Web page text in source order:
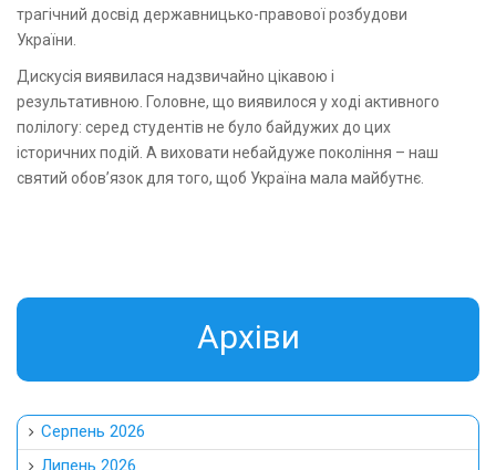
трагічний досвід державницько-правової розбудови
України.
Дискусія виявилася надзвичайно цікавою і
результативною. Головне, що виявилося у ході активного
полілогу: серед студентів не було байдужих до цих
історичних подій. А виховати небайдуже покоління – наш
святий обов’язок для того, щоб Україна мала майбутнє.
Aрхіви
Серпень 2026
Липень 2026